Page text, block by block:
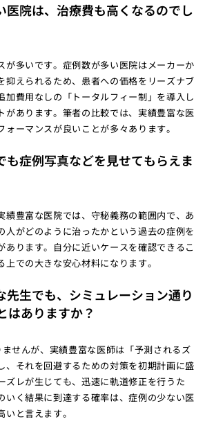
医院は、治療費も高くなるのでし
が多いです。症例数が多い医院はメーカーか
抑えられるため、患者への価格をリーズナブ
加費用なしの「トータルフィー制」を導入し
があります。筆者の比較では、実績豊富な医
ォーマンスが良いことが多々あります。
も症例写真などを見せてもらえま
績豊富な医院では、守秘義務の範囲内で、あ
人がどのように治ったかという過去の症例を
あります。自分に近いケースを確認できるこ
上での大きな安心材料になります。
先生でも、シミュレーション通り
はありますか？
せんが、実績豊富な医師は「予測されるズ
、それを回避するための対策を初期計画に盛
ズレが生じても、迅速に軌道修正を行うた
いく結果に到達する確率は、症例の少ない医
と言えます。